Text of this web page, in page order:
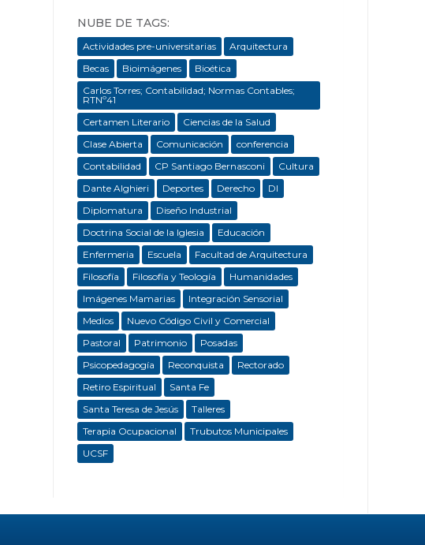
NUBE DE TAGS:
Actividades pre-universitarias
Arquitectura
Becas
Bioimágenes
Bioética
Carlos Torres; Contabilidad; Normas Contables;
RTNº41
Certamen Literario
Ciencias de la Salud
Clase Abierta
Comunicación
conferencia
Contabilidad
CP Santiago Bernasconi
Cultura
Dante Alghieri
Deportes Derecho
DI
Diplomatura
Diseño Industrial
Doctrina Social de la Iglesia
Educación
Enfermeria
Escuela
Facultad de Arquitectura
Filosofía
Filosofía y Teología
Humanidades
Imágenes Mamarias
Integración Sensorial
Medios
Nuevo Código Civil y Comercial
Pastoral
Patrimonio
Posadas
Psicopedagogía
Reconquista
Rectorado
Retiro Espiritual
Santa Fe
Santa Teresa de Jesús
Talleres
Terapia Ocupacional
Trubutos Municipales
UCSF